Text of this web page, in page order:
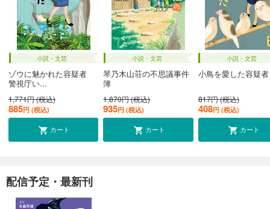
小説・文芸
ゾウに魅かれた容疑者
警視庁い...
1,771円 (税込)
885円 (税込)
カート
小説・文芸
琴乃木山荘の不思議事件
簿
1,870円 (税込)
935円 (税込)
カート
小説・文芸
小鳥を愛した容疑者
817円 (税込)
408円 (税込)
カート
配信予定・最新刊